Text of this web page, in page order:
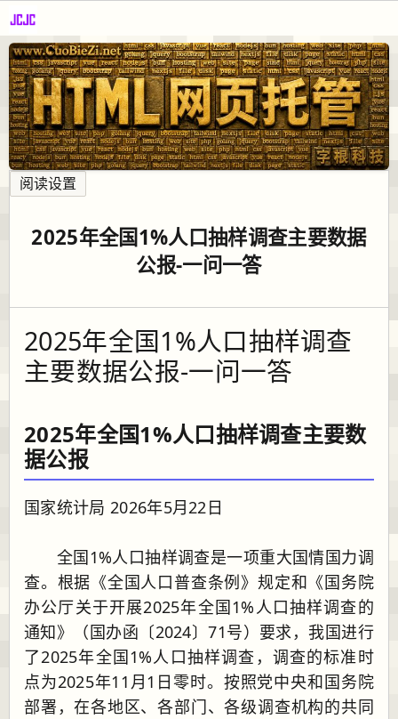
阅读设置
2025年全国1%人口抽样调查主要数据
公报-一问一答
2025年全国1%人口抽样调查
主要数据公报-一问一答
2025年全国1%人口抽样调查主要数
据公报
国家统计局 2026年5月22日
全国1%人口抽样调查是一项重大国情国力调
查。根据《全国人口普查条例》规定和《国务院
办公厅关于开展2025年全国1%人口抽样调查的
通知》（国办函〔2024〕71号）要求，我国进行
了2025年全国1%人口抽样调查，调查的标准时
点为2025年11月1日零时。按照党中央和国务院
部署，在各地区、各部门、各级调查机构的共同